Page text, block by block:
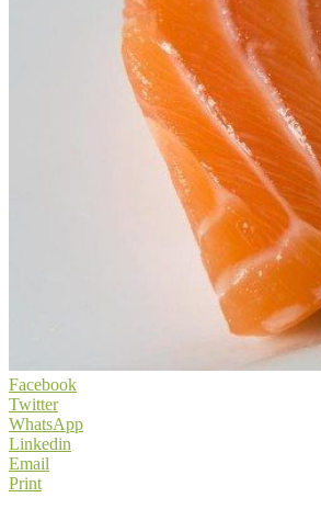
Facebook
Twitter
WhatsApp
Linkedin
Email
Print